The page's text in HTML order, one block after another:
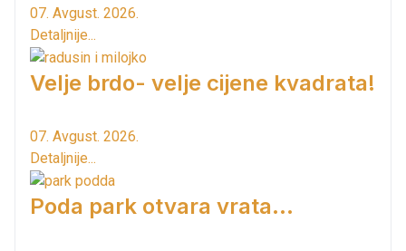
07. Avgust. 2026.
Detaljnije...
Velje brdo- velje cijene kvadrata!
07. Avgust. 2026.
Detaljnije...
Poda park otvara vrata...